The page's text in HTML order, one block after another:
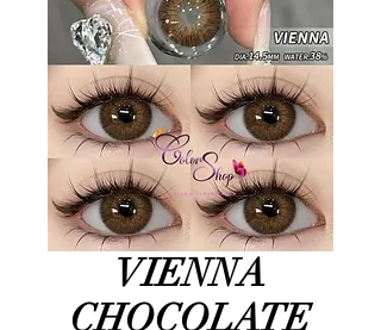
VIENNA
CHOCOLATE